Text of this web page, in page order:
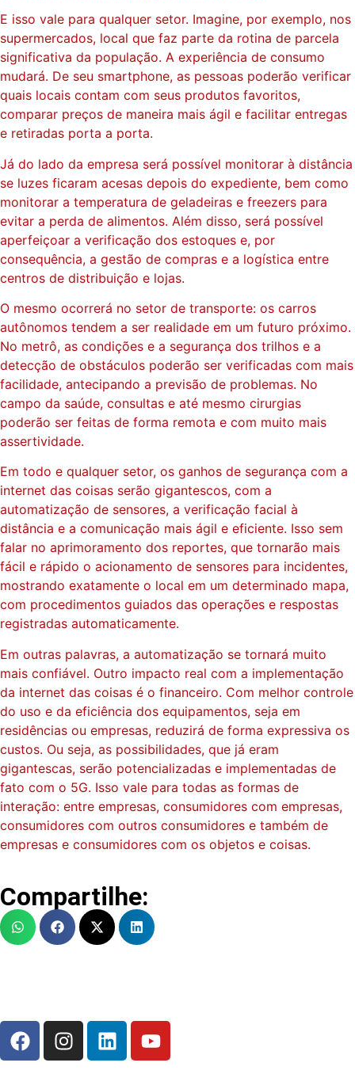
E isso vale para qualquer setor. Imagine, por exemplo, nos
supermercados, local que faz parte da rotina de parcela
significativa da população. A experiência de consumo
mudará. De seu smartphone, as pessoas poderão verificar
quais locais contam com seus produtos favoritos,
comparar preços de maneira mais ágil e facilitar entregas
e retiradas porta a porta.
Já do lado da empresa será possível monitorar à distância
se luzes ficaram acesas depois do expediente, bem como
monitorar a temperatura de geladeiras e freezers para
evitar a perda de alimentos. Além disso, será possível
aperfeiçoar a verificação dos estoques e, por
consequência, a gestão de compras e a logística entre
centros de distribuição e lojas.
O mesmo ocorrerá no setor de transporte: os carros
autônomos tendem a ser realidade em um futuro próximo.
No metrô, as condições e a segurança dos trilhos e a
detecção de obstáculos poderão ser verificadas com mais
facilidade, antecipando a previsão de problemas. No
campo da saúde, consultas e até mesmo cirurgias
poderão ser feitas de forma remota e com muito mais
assertividade.
Em todo e qualquer setor, os ganhos de segurança com a
internet das coisas serão gigantescos, com a
automatização de sensores, a verificação facial à
distância e a comunicação mais ágil e eficiente. Isso sem
falar no aprimoramento dos reportes, que tornarão mais
fácil e rápido o acionamento de sensores para incidentes,
mostrando exatamente o local em um determinado mapa,
com procedimentos guiados das operações e respostas
registradas automaticamente.
Em outras palavras, a automatização se tornará muito
mais confiável. Outro impacto real com a implementação
da internet das coisas é o financeiro. Com melhor controle
do uso e da eficiência dos equipamentos, seja em
residências ou empresas, reduzirá de forma expressiva os
custos. Ou seja, as possibilidades, que já eram
gigantescas, serão potencializadas e implementadas de
fato com o 5G. Isso vale para todas as formas de
interação: entre empresas, consumidores com empresas,
consumidores com outros consumidores e também de
empresas e consumidores com os objetos e coisas.
Compartilhe: